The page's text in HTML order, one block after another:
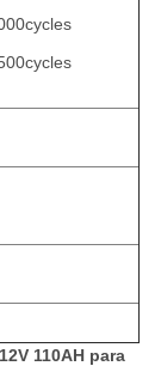
110AH para